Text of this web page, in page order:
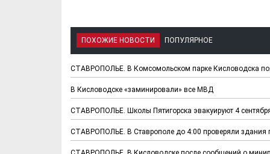
ПОХОЖИЕ НОВОСТИ ПОПУЛЯРНОЕ
СТАВРОПОЛЬЕ. В Комсомольском парке Кисловодска
В Кисловодске «заминировали» все МВД
СТАВРОПОЛЬЕ. Школы Пятигорска эвакуируют 4 сентября
СТАВРОПОЛЬЕ. В Ставрополе до 4:00 проверяли здания